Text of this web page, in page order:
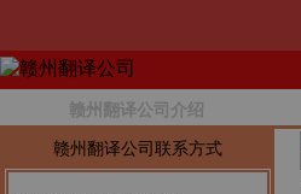
赣州翻译公司介绍
赣州翻译公司联系方式